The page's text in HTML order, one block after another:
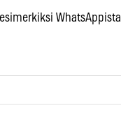
WhatsAppista